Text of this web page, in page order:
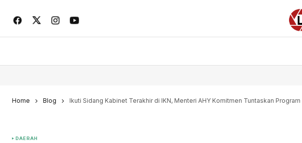
Home Blog Ikuti Sidang Kabinet Terakhir di IKN, Menteri AHY Komitmen Tuntaskan
DAERAH